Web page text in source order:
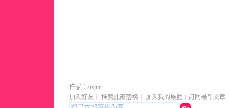
加入好友 推薦此部落格 加入我的最愛 訂閱最新文章
作家：sisjnr